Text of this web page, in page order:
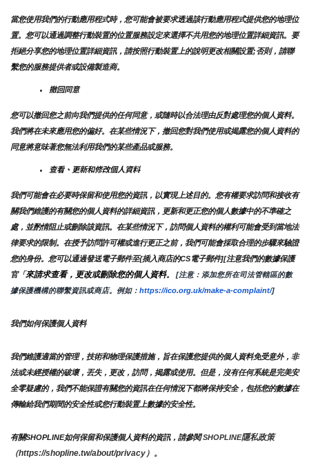
當您使用我們的行動應用程式時，您可能會被要求透過該行動應用程式提供您的地理位
置。您可以通過調整行動裝置的位置服務設定來選擇不共用您的地理位置詳細資訊。要
拒絕分享您的地理位置詳細資訊，請按照行動裝置上的說明更改相關設置;否則，請聯
繫您的服務提供者或設備製造商。
撤回同意
您可以撤回您之前向我們提供的任何同意，或隨時以合法理由反對處理您的個人資料。
我們將在未來應用您的偏好。在某些情況下，撤回您對我們使用或揭露您的個人資料的
同意將意味著您無法利用我們的某些產品或服務。
查看、更新和修改個人資料
我們可能會在必要時保留和使用您的資訊，以實現上述目的。您有權要求訪問和接收有
關我們維護的有關您的個人資料的詳細資訊，更新和更正您的個人數據中的不準確之
處，並酌情阻止或刪除該資訊。在某些情況下，訪問個人資料的權利可能會受到當地法
律要求的限制。在授予訪問許可權或進行更正之前，我們可能會採取合理的步驟來驗證
您的身份。您可以通過發送電子郵件至{插入商店的CS電子郵件][注意我們的數據保護
官「來請求查看，更改或刪除您的個人資料。
[注意：添加您所在司法管轄區的數
據保護機構的聯繫資訊或商店。例如： https://ico.org.uk/make-a-complaint/]
我們如何保護個人資料
我們維護適當的管理，技術和物理保護措施，旨在保護您提供的個人資料免受意外，非
法或未經授權的破壞，丟失，更改，訪問，揭露或使用。但是，沒有任何系統是完美安
全零疑慮的，我們不能保證有關您的資訊在任何情況下都將保持安全，包括您的數據在
傳輸給我們期間的安全性或您行動裝置上數據的安全性。
有關SHOPLINE如何保留和保護個人資料的資訊，請參閱 SHOPLINE隱私政策
（https://shopline.tw/about/privacy）。